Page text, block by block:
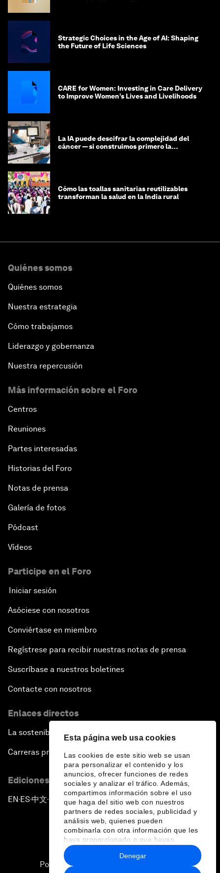
Esta página web usa cookies
Las cookies de este sitio web se usan
para personalizar el contenido y los
anuncios, ofrecer funciones de redes
sociales y analizar el tráfico. Además,
compartimos información sobre el uso
que haga del sitio web con nuestros
partners de redes sociales, publicidad y
análisis web, quienes pueden
combinarla con otra información que les
haya proporcionado o que hayan
recopilado a partir del uso que haya
hecho de sus servicios.
Denegar
Strategic Choices in the Age of AI: Shaping
the Future of Life Sciences
CARE for Women: Investing in Care Delivery
to Improve Women’s Lives and Livelihoods
La IA puede descifrar la complejidad del
cáncer — si construimos primero la
Cómo las toallas sanitarias reutilizables
transforman la salud en la India rural
Quiénes somos
Quiénes somos
Nuestra estrategia
Cómo trabajamos
Liderazgo y gobernanza
Nuestra repercusión
Más información sobre el Foro
Centros
Reuniones
Partes interesadas
Historias del Foro
Notas de prensa
Galería de fotos
Pódcast
Vídeos
Participe en el Foro
Iniciar sesión
Asóciese con nosotros
Conviértase en miembro
Regístrese para recibir nuestras notas de prensa
Suscríbase a nuestros boletines
Contacte con nosotros
Enlaces directos
La sostenibilidad en el Foro
Carreras profesionales
Ediciones en otros idiomas
EN ▪ES▪中文▪ 日本語
Política de privacidad y normas de uso